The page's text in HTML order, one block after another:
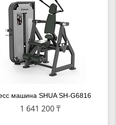
машина SHUA SH-G6816
1 641 200 ₸